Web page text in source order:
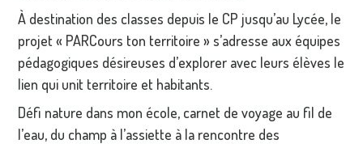
À destination des classes depuis le CP jusqu’au Lycée, le
projet « PARCours ton territoire » s’adresse aux équipes
pédagogiques désireuses d’explorer avec leurs élèves le
lien qui unit territoire et habitants.
Défi nature dans mon école, carnet de voyage au fil de
l’eau, du champ à l’assiette à la rencontre des